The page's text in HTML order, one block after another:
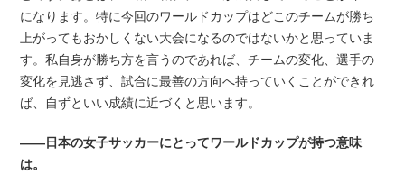
になります。特に今回のワールドカップはどこのチームが勝ち
上がってもおかしくない大会になるのではないかと思っていま
す。私自身が勝ち方を言うのであれば、チームの変化、選手の
変化を見逃さず、試合に最善の方向へ持っていくことができれ
ば、自ずといい成績に近づくと思います。
――日本の女子サッカーにとってワールドカップが持つ意味
は。